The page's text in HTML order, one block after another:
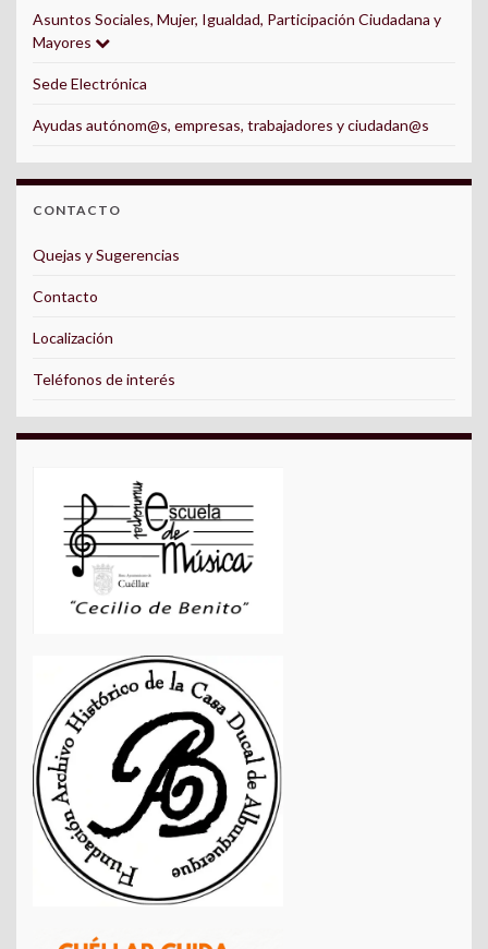
Asuntos Sociales, Mujer, Igualdad, Participación Ciudadana y
Mayores
Sede Electrónica
Ayudas autónom@s, empresas, trabajadores y ciudadan@s
CONTACTO
Quejas y Sugerencias
Contacto
Localización
Teléfonos de interés